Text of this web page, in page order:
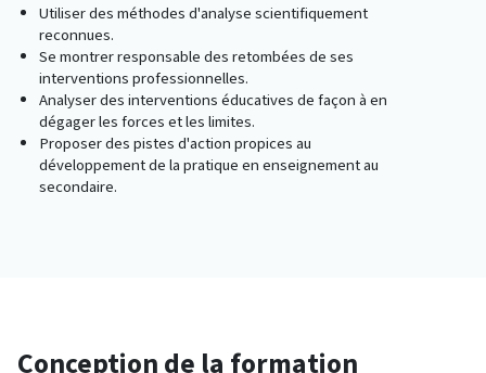
Utiliser des méthodes d'analyse scientifiquement
reconnues.
Se montrer responsable des retombées de ses
interventions professionnelles.
Analyser des interventions éducatives de façon à en
dégager les forces et les limites.
Proposer des pistes d'action propices au
développement de la pratique en enseignement au
secondaire.
Conception de la formation